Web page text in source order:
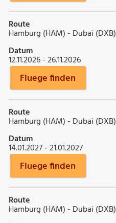
Route
Hamburg (HAM) - Dubai (DXB)
Datum
12.11.2026 - 26.11.2026
Fluege finden
Route
Hamburg (HAM) - Dubai (DXB)
Datum
14.01.2027 - 21.01.2027
Fluege finden
Route
Hamburg (HAM) - Dubai (DXB)